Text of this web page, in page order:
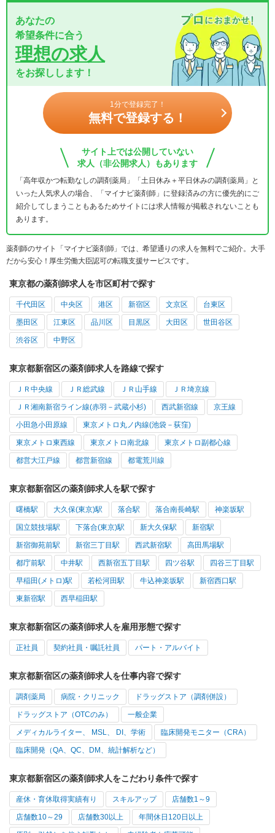
あなたの
希望条件に合う
理想の求人
をお探しします！
1分で登録完了！
無料で登録する！
サイト上では公開していない
求人（非公開求人）もあります
「高年収かつ転勤なしの調剤薬局」「土日休み＋平日休みの調剤薬局」と
いった人気求人の場合、「マイナビ薬剤師」に登録済みの方に優先的にご
紹介してしまうこともあるためサイトには求人情報が掲載されないことも
あります。
薬剤師のサイト「マイナビ薬剤師」では、希望通りの求人を無料でご紹介。大手
だから安心！厚生労働大臣認可の転職支援サービスです。
東京都の薬剤師求人を市区町村で探す
千代田区 中央区 港区 新宿区 文京区 台東区
墨田区 江東区 品川区 目黒区 大田区 世田谷区
渋谷区 中野区
東京都新宿区の薬剤師求人を路線で探す
ＪＲ中央線 ＪＲ総武線 ＪＲ山手線 ＪＲ埼京線
ＪＲ湘南新宿ライン線(赤羽－武蔵小杉) 西武新宿線 京王線
小田急小田原線 東京メトロ丸ノ内線(池袋－荻窪)
東京メトロ東西線 東京メトロ南北線 東京メトロ副都心線
都営大江戸線 都営新宿線 都電荒川線
東京都新宿区の薬剤師求人を駅で探す
曙橋駅 大久保(東京)駅 落合駅 落合南長崎駅 神楽坂駅
国立競技場駅 下落合(東京)駅 新大久保駅 新宿駅
新宿御苑前駅 新宿三丁目駅 西武新宿駅 高田馬場駅
都庁前駅 中井駅 西新宿五丁目駅 四ツ谷駅 四谷三丁目駅
早稲田(メトロ)駅 若松河田駅 牛込神楽坂駅 新宿西口駅
東新宿駅 西早稲田駅
東京都新宿区の薬剤師求人を雇用形態で探す
正社員 契約社員・嘱託社員 パート・アルバイト
東京都新宿区の薬剤師求人を仕事内容で探す
調剤薬局 病院・クリニック ドラッグストア（調剤併設）
ドラッグストア（OTCのみ） 一般企業
メディカルライター、 MSL、 DI、学術 臨床開発モニター（CRA）
臨床開発（QA、QC、DM、統計解析など）
東京都新宿区の薬剤師求人をこだわり条件で探す
産休・育休取得実績有り スキルアップ 店舗数1～9
店舗数10～29 店舗数30以上 年間休日120日以上